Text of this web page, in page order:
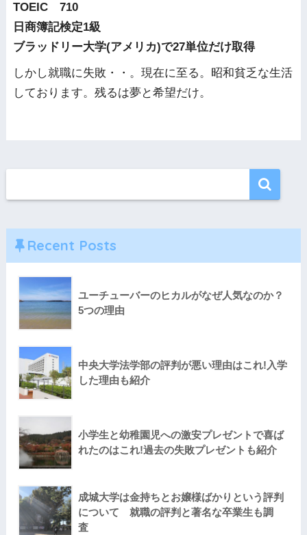
TOEIC 710
日商簿記検定1級
ブラッドリー大学(アメリカ)で27単位だけ取得
しかし就職に失敗・・。現在に至る。昭和貧乏な生活
しております。残るは夢と希望だけ。
Recent Posts
ユーチューバーのヒカルがなぜ人気なのか？
5つの理由
中央大学法学部の評判が悪い理由はこれ!入学
した理由も紹介
小学生と幼稚園児への激安プレゼントで喜ば
れたのはこれ!過去の失敗プレゼントも紹介
成城大学は金持ちとお嬢様ばかりという評判
について 就職の評判と著名な卒業生も調
査